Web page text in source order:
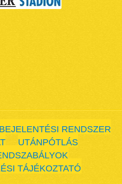
RENDSZER
UTÁNPÓTLÁS
TÁJÉKOZTATÓ